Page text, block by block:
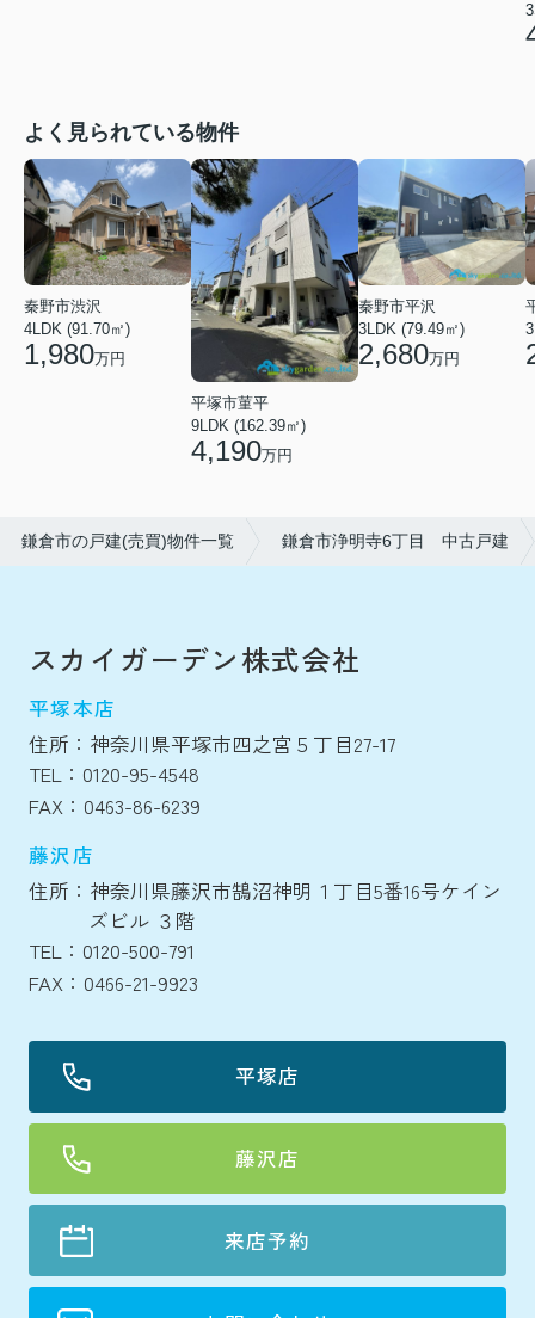
よく見られている物件
秦野市渋沢
4LDK (91.70㎡)
1,980万円
平塚市菫平
9LDK (162.39㎡)
4,190万円
秦野市平沢
3LDK (79.49㎡)
2,680万円
鎌倉市の戸建(売買)物件一覧 鎌倉市浄明寺6丁目 中古戸建
スカイガーデン株式会社
平塚本店
住所：神奈川県平塚市四之宮５丁目27-17
TEL：0120-95-4548
FAX：0463-86-6239
藤沢店
住所：神奈川県藤沢市鵠沼神明１丁目5番16号ケイン
ズビル ３階
TEL：0120-500-791
FAX：0466-21-9923
平塚店
藤沢店
来店予約